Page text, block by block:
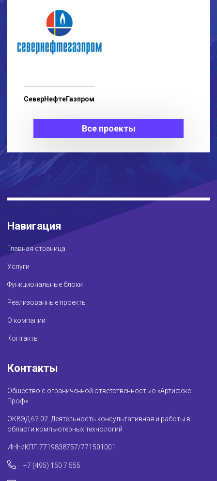
СеверНефтеГазпром
Все проекты
Навигация
Главная страница
Услуги
Функциональные блоки
Реализованные проекты
О компании
Контакты
Контакты
Общество с ограниченной ответственностью «Артифекс
Проф»
ОКВЭД 62.02. Деятельность консультативная и работы в
области компьютерных технологий
ИНН/КПП 7719838757/771501001
+7 (495) 150 7 555